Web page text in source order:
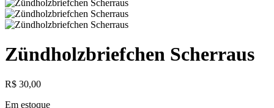
Zündholzbriefchen Scherraus
R$ 30,00
Em estoque